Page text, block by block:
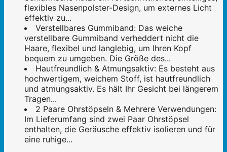
flexibles Nasenpolster-Design, um externes Licht
effektiv zu...
Verstellbares Gummiband: Das weiche
verstellbare Gummiband verheddert nicht die
Haare, flexibel und langlebig, um Ihren Kopf
bequem zu umgeben. Die Größe des...
Hautfreundlich & Atmungsaktiv: Es besteht aus
hochwertigem, weichem Stoff, ist hautfreundlich
und atmungsaktiv. Es hält Ihr Gesicht bei längerem
Tragen...
2 Paare Ohrstöpseln & Mehrere Verwendungen:
Im Lieferumfang sind zwei Paar Ohrstöpsel
enthalten, die Geräusche effektiv isolieren und für
eine ruhige...